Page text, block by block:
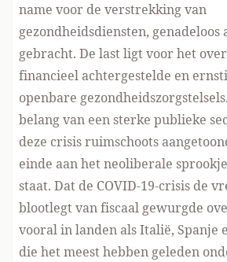
name voor de verstrekking van
gezondheidsdiensten, genadeloos
gebracht. De last ligt voor het
financieel achtergestelde en
openbare
belang van een sterke publieke
deze crisis ruimschoots
einde aan het neoliberale
staat. Dat de COVID-19-crisis de
blootlegt van fiscaal gewurgde
vooral in landen als Italië, Spanje
die het meest hebben geleden